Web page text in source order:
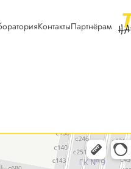
КонтактыПартнёрам